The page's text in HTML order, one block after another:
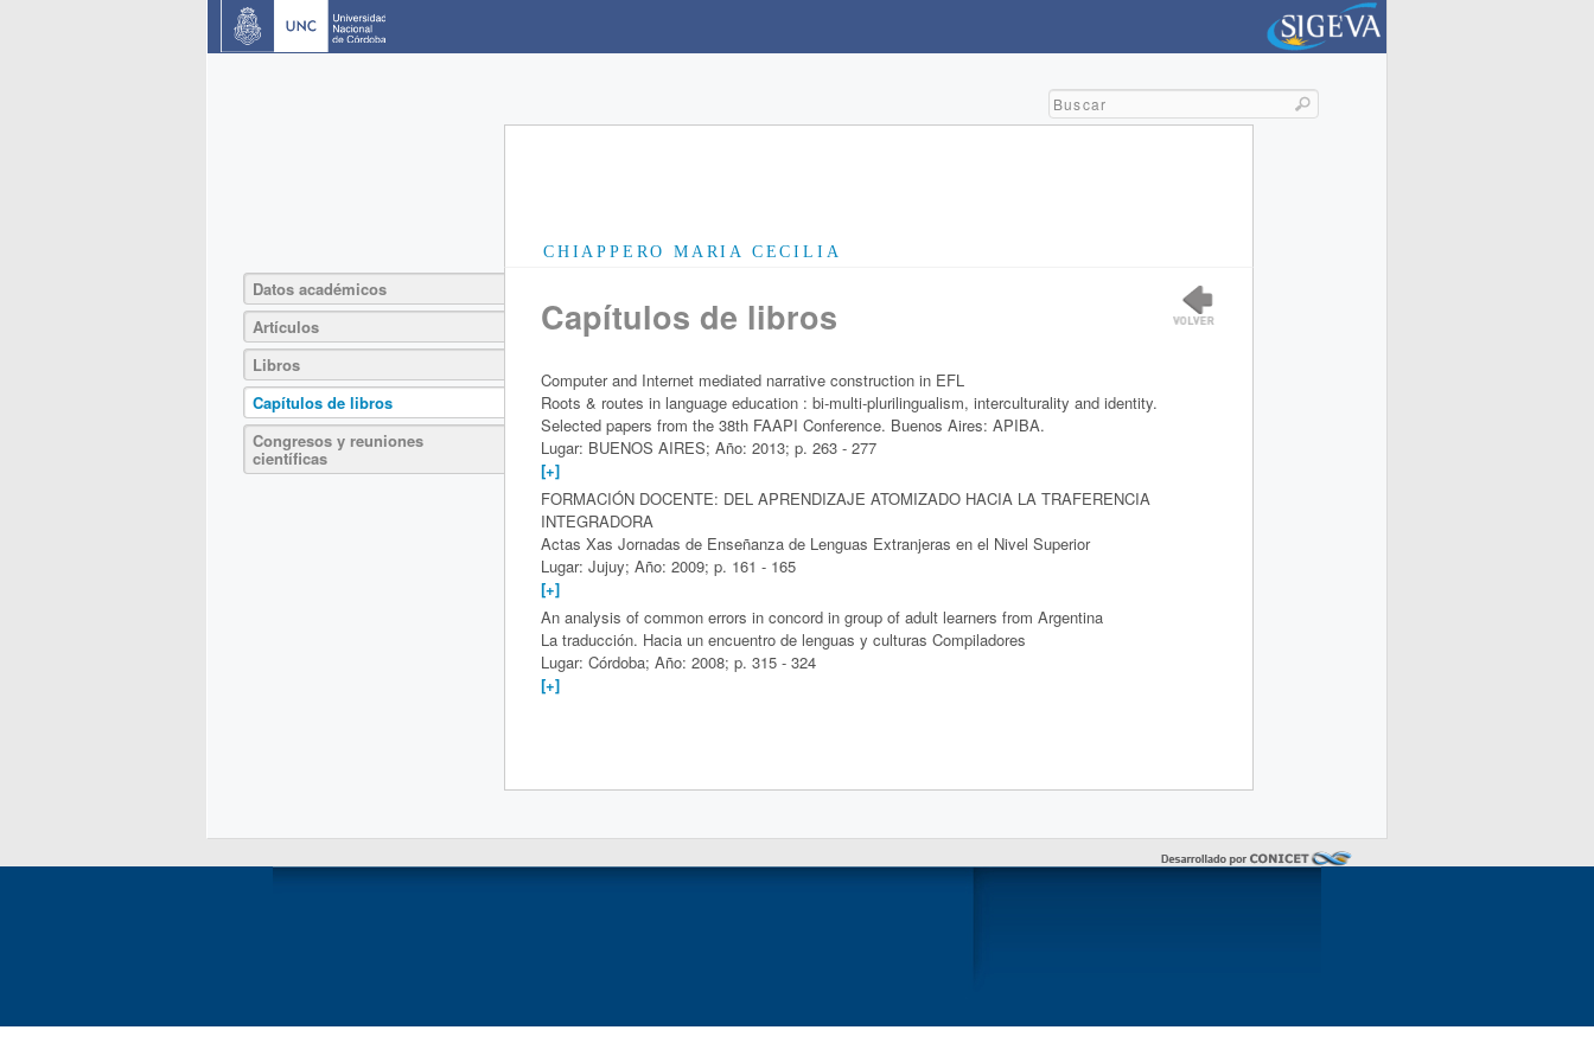
CHIAPPERO MARIA CECILIA
Datos académicos
Artículos
Libros
Capítulos de libros
Congresos y reuniones
científicas
Capítulos de libros
Computer and Internet mediated narrative construction in EFL
Roots & routes in language education : bi-multi-plurilingualism, interculturality and identity.
Selected papers from the 38th FAAPI Conference. Buenos Aires: APIBA.
Lugar: BUENOS AIRES; Año: 2013; p. 263 - 277
[+]
FORMACIÓN DOCENTE: DEL APRENDIZAJE ATOMIZADO HACIA LA TRAFERENCIA
INTEGRADORA
Actas Xas Jornadas de Enseñanza de Lenguas Extranjeras en el Nivel Superior
Lugar: Jujuy; Año: 2009; p. 161 - 165
[+]
An analysis of common errors in concord in group of adult learners from Argentina
La traducción. Hacia un encuentro de lenguas y culturas Compiladores
Lugar: Córdoba; Año: 2008; p. 315 - 324
[+]